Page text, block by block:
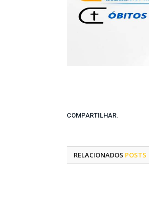
COMPARTILHAR.
RELACIONADOS POSTS